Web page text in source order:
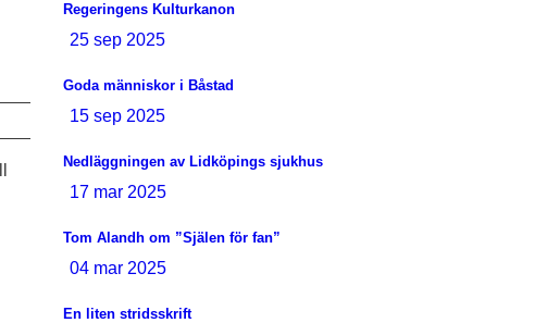
Regeringens Kulturkanon
25 sep 2025
Goda människor i Båstad
15 sep 2025
Nedläggningen av Lidköpings sjukhus
17 mar 2025
Tom Alandh om ”Själen för fan”
04 mar 2025
En liten stridsskrift